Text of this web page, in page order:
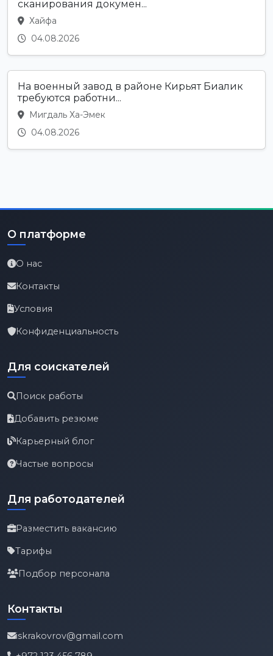
сканирования докумен...
Хайфа
04.08.2026
На военный завод в районе Кирьят Биалик
требуются работни...
Мигдаль Ха-Эмек
04.08.2026
О платформе
О нас
Контакты
Условия
Конфиденциальность
Для соискателей
Поиск работы
Добавить резюме
Карьерный блог
Частые вопросы
Для работодателей
Разместить вакансию
Тарифы
Подбор персонала
Контакты
iskrakovrov@gmail.com